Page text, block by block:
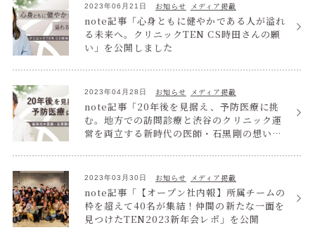
2023年06月21日 お知らせ メディア掲載
note記事「心身ともに健やかである人が溢れ
る未来へ。クリニックTEN CS時田さんの願
い」を公開しました
2023年04月28日 お知らせ メディア掲載
note記事「20年後を見据え、予防医療に挑
む。地方での訪問診療と渋谷のクリニック運
営を両立する新時代の医師・石黒剛の想いと
2023年03月30日 お知らせ メディア掲載
note記事「【オープン社内報】所属チームの
枠を超えて40名が集結！仲間の新たな一面を
見つけたTEN2023新年会レポ」を公開